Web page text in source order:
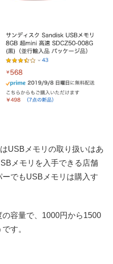
USBメモリの取り扱いはあ
メモリを入手できる店舗
でもUSBメモリは購入す
容量で、1000円から1500
す。